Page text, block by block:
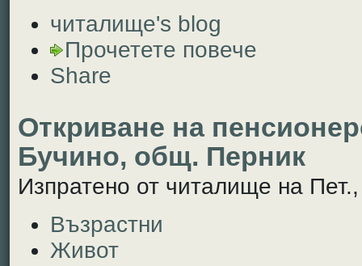
читалище's blog
Прочетете повече
Share
Откриване на
Бучино, общ. Перник
Изпратено от читалище на
Възрастни
Живот